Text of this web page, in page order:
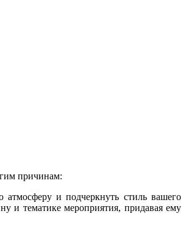
причинам:
атмосферу и подчеркнуть стиль вашего
и тематике мероприятия, придавая ему